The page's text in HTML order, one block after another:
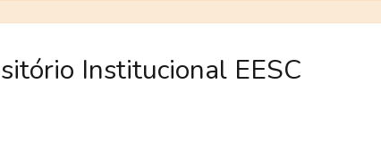
Institucional EESC